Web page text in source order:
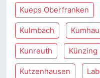
Kueps Oberfranken
Kulmbach
Kunreuth Künzing
Kutzenhausen